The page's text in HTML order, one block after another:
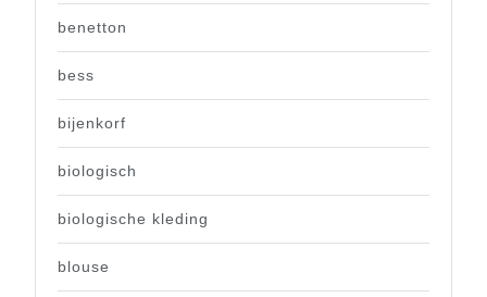
benetton
bess
bijenkorf
biologisch
biologische kleding
blouse